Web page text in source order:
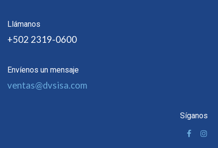
Llámanos
+502 2319-0600
Envíenos un mensaje
ventas@dvsisa.com
Síganos